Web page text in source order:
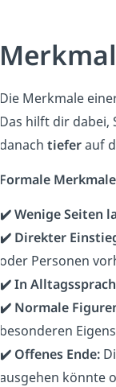
Die Merkmale
Das hilft dir
danach tieferauf
Formale
✔️ Wenige Seiten
✔️ Direkter
oder Personen
✔️ In
✔️ Normale
besonderen
✔️ Offenes Ende:
ausgehen könnte